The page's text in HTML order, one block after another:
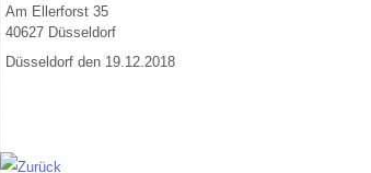
Am Ellerforst 35
40627 Düsseldorf
Düsseldorf den 19.12.2018